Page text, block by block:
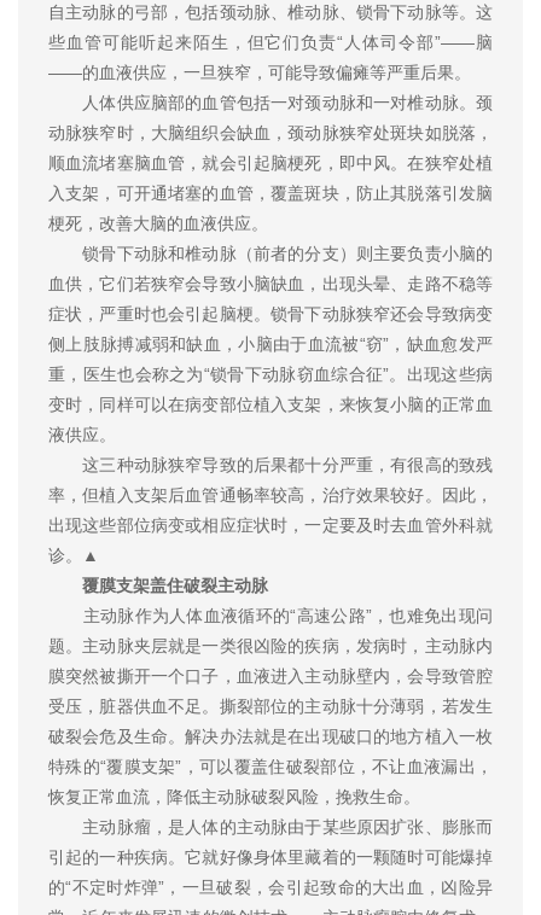
自主动脉的弓部，包括颈动脉、椎动脉、锁骨下动脉等。这
些血管可能听起来陌生，但它们负责“人体司令部”——脑
——的血液供应，一旦狭窄，可能导致偏瘫等严重后果。
人体供应脑部的血管包括一对颈动脉和一对椎动脉。颈
动脉狭窄时，大脑组织会缺血，颈动脉狭窄处斑块如脱落，
顺血流堵塞脑血管，就会引起脑梗死，即中风。在狭窄处植
入支架，可开通堵塞的血管，覆盖斑块，防止其脱落引发脑
梗死，改善大脑的血液供应。
锁骨下动脉和椎动脉（前者的分支）则主要负责小脑的
血供，它们若狭窄会导致小脑缺血，出现头晕、走路不稳等
症状，严重时也会引起脑梗。锁骨下动脉狭窄还会导致病变
侧上肢脉搏减弱和缺血，小脑由于血流被“窃”，缺血愈发严
重，医生也会称之为“锁骨下动脉窃血综合征”。出现这些病
变时，同样可以在病变部位植入支架，来恢复小脑的正常血
液供应。
这三种动脉狭窄导致的后果都十分严重，有很高的致残
率，但植入支架后血管通畅率较高，治疗效果较好。因此，
出现这些部位病变或相应症状时，一定要及时去血管外科就
诊。▲
覆膜支架盖住破裂主动脉
主动脉作为人体血液循环的“高速公路”，也难免出现问
题。主动脉夹层就是一类很凶险的疾病，发病时，主动脉内
膜突然被撕开一个口子，血液进入主动脉壁内，会导致管腔
受压，脏器供血不足。撕裂部位的主动脉十分薄弱，若发生
破裂会危及生命。解决办法就是在出现破口的地方植入一枚
特殊的“覆膜支架”，可以覆盖住破裂部位，不让血液漏出，
恢复正常血流，降低主动脉破裂风险，挽救生命。
主动脉瘤，是人体的主动脉由于某些原因扩张、膨胀而
引起的一种疾病。它就好像身体里藏着的一颗随时可能爆掉
的“不定时炸弹”，一旦破裂，会引起致命的大出血，凶险异